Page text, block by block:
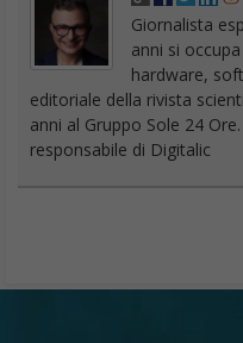
Giornalista
anni si
hardware,
editoriale della rivista
anni al Gruppo Sole 24
responsabile di Digitalic